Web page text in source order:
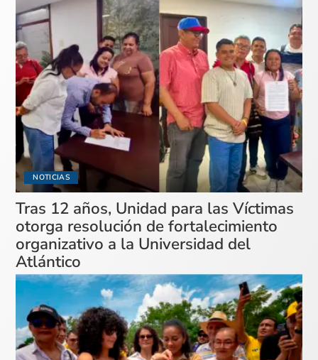
NOTICIAS
Tras 12 años, Unidad para las Víctimas
otorga resolución de fortalecimiento
organizativo a la Universidad del
Atlántico